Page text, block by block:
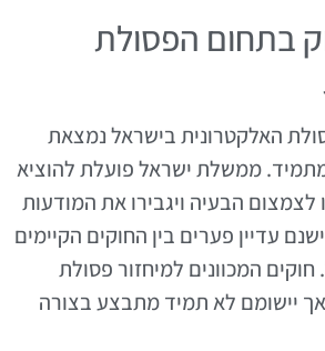
בתחום הפסולת
האלקטרונית בישראל נמצאת
ממשלת ישראל פועלת להוציא
לצמצום הבעיה ויגבירו את המודעות
עדיין פערים בין החוקים הקיימים
המכוונים למיחזור פסולת
אך יישומם לא תמיד מתבצע בצורה